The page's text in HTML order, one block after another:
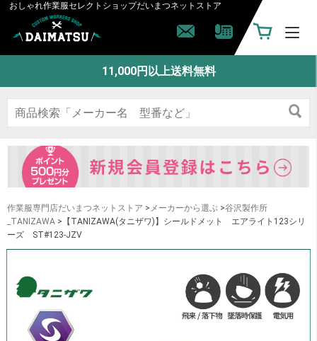
おしゃれ作業服セレクトショップだいまつネットストア
11,000円以上送料無料
作業服専門店だいまつネットストア > メーカーから選ぶ >谷沢製作所
_TANIZAWA >【TANIZAWA(タニザワ)】シールドメット エアライト123シリ
ーズ ST#123-JZV